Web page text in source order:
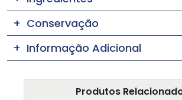
Conservação
Informação Adicional
Produtos